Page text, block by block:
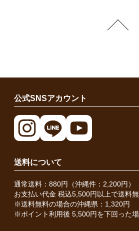
公式SNSアカウント
送料について
通常送料：880円（沖縄件：2,200円）
お支払い代金 税込5,500円以上で送料
※送料無料の場合の沖縄県：1,320円
※ポイント利用後 5,500円を下回った